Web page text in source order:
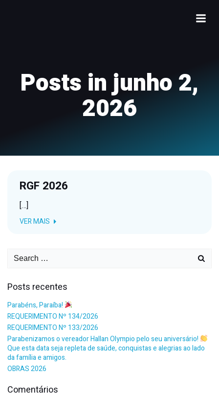
Posts in junho 2,
2026
RGF 2026
[…]
VER MAIS
Posts recentes
Parabéns, Paraíba!
REQUERIMENTO Nº 134/2026
REQUERIMENTO Nº 133/2026
Parabenizamos o vereador Hallan Olympio pelo seu aniversário!
Que esta data seja repleta de saúde, conquistas e alegrias ao lado
da família e amigos.
OBRAS 2026
Comentários